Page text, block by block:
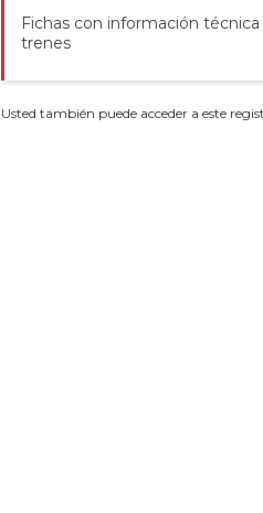
Fichas con información
trenes
Usted también puede acceder a este